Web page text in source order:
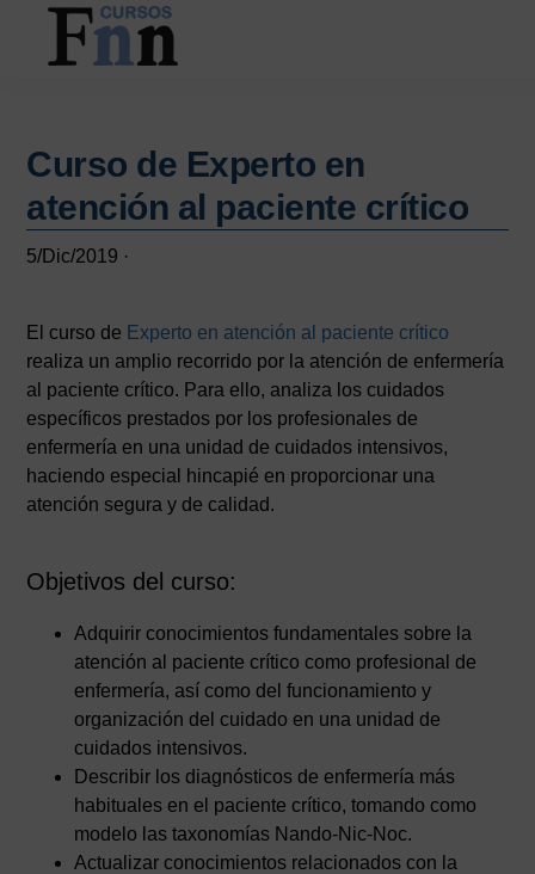
Saltar
contenido
Saltar
principal
online
Curso de Experto en
atención al paciente crítico
5/Dic/2019 ·
El curso de Experto en atención al paciente crítico
realiza un amplio recorrido por la atención de enfermería
al paciente crítico. Para ello, analiza los cuidados
específicos prestados por los profesionales de
enfermería en una unidad de cuidados intensivos,
haciendo especial hincapié en proporcionar una
atención segura y de calidad.
Objetivos del curso:
Adquirir conocimientos fundamentales sobre la
atención al paciente crítico como profesional de
enfermería, así como del funcionamiento y
organización del cuidado en una unidad de
cuidados intensivos.
Describir los diagnósticos de enfermería más
habituales en el paciente crítico, tomando como
modelo las taxonomías Nando-Nic-Noc.
Actualizar conocimientos relacionados con la